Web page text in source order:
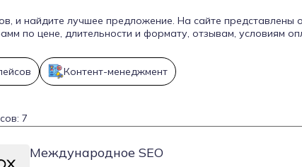
и найдите лучшее предложение. На сайте представлены
по цене, длительности и формату, отзывам, условиям
Контент-менеджмент
7
Международное SEO